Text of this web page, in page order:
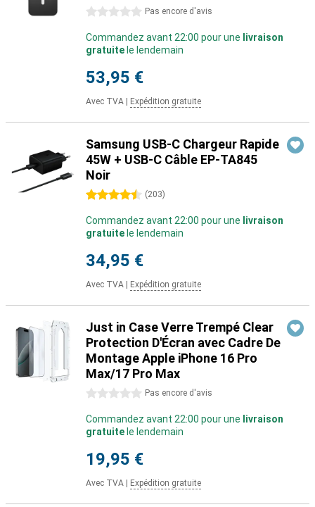
0 étoiles Pas encore d'avis
Commandez avant 22:00 pour une livraison
gratuite le lendemain
53,95 €
Avec TVA Expédition gratuite
Samsung USB-C Chargeur Rapide
45W + USB-C Câble EP-TA845
Noir
4.5 étoiles (203)
Commandez avant 22:00 pour une livraison
gratuite le lendemain
34,95 €
Avec TVA Expédition gratuite
Just in Case Verre Trempé Clear
Protection D'Écran avec Cadre De
Montage Apple iPhone 16 Pro
Max/17 Pro Max
0 étoiles Pas encore d'avis
Commandez avant 22:00 pour une livraison
gratuite le lendemain
19,95 €
Avec TVA Expédition gratuite